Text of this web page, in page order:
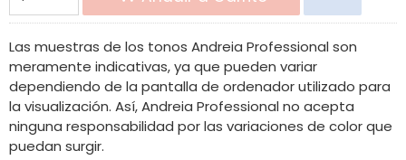
Las muestras de los tonos Andreia Professional son
meramente indicativas, ya que pueden variar
dependiendo de la pantalla de ordenador utilizado para
la visualización. Así, Andreia Professional no acepta
ninguna responsabilidad por las variaciones de color que
puedan surgir.